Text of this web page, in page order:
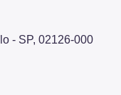
- SP, 02126-000